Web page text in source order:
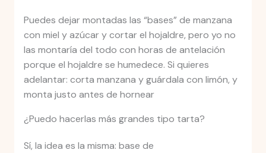
Puedes dejar montadas las “bases” de manzana
con miel y azúcar y cortar el hojaldre, pero yo no
las montaría del todo con horas de antelación
porque el hojaldre se humedece. Si quieres
adelantar: corta manzana y guárdala con limón, y
monta justo antes de hornear
¿Puedo hacerlas más grandes tipo tarta?
Sí, la idea es la misma: base de